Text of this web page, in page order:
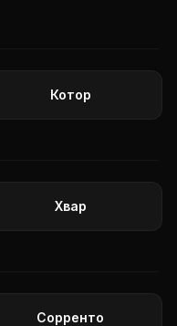
Котор
Хвар
Сорренто